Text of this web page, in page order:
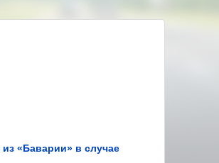
«Баварии» в случае